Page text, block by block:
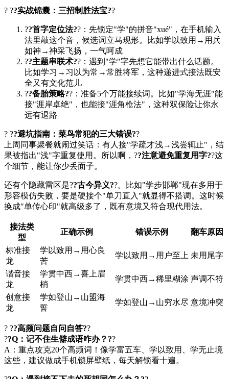
? ??实战锦囊：三招制胜法宝??
??首字定位法??：先锁定"学"的拼音"xué"，在手机输入
法里敲这个音，候选词立马现形。比如学以致用→用兵
如神→神采飞扬，一气呵成
??主题串联术??：遇到"学"字先想它能带出什么话题。
比如学习→习以为常→常胜将军，这种递进式接法既安
全又有文化范儿
??备胎策略??：准备5个万能接续词。比如"学海无涯"能
接"涯岸卓绝"，也能接"涯角枪法"，这种双保险让你永
远有退路
? ??避坑指南：菜鸟常犯的三大错误??
上周同事聚餐就闹过笑话：有人接"学疏才浅→浅尝辄止"，结
果被指出"浅"字重复使用。所以啊，??注意避免重复用字??这
个细节，能让你少丢面子。
还有个隐藏雷区是??古今异义??。比如"学步邯郸"现在多用于
形容模仿失败，要是硬接个"单刀直入"就显得不搭调。这时候
换成"单传心印"就高级多了，既有意境又符合现代用法。
接法类
型
正确示例 错误示例 翻车原因
标准接
龙
学以致用→用心良
苦
学以致用→用户至上 未用尾字
谐音接
龙
学贯中西→喜上眉
梢
学贯中西→稀里糊涂 声调不符
创意接
龙
学如登山→山盟海
誓
学如登山→山穷水尽 意境冲突
? ??高频问题自问自答??
??Q：记不住生僻成语咋办？??
A：重点攻克20个高频词！像学富五车、学以致用、学无止境
这些，建议做成手机锁屏壁纸，每天解锁看十遍。